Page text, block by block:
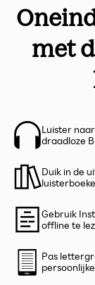
met
Luister
draadloze
Duik in de
Gebruik
offline te
Pas